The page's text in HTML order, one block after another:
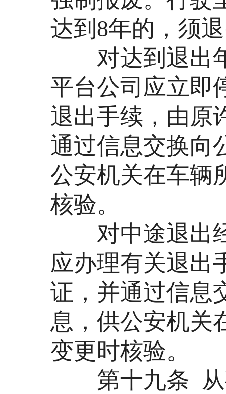
达到8年的，须
对达到退出年
平台公司应立即
退出手续，由原
通过信息交换向
公安机关在车辆
核验。
对中途退出经
应办理有关退出
证，并通过信息
息，供公安机关
变更时核验。
第十九条 从